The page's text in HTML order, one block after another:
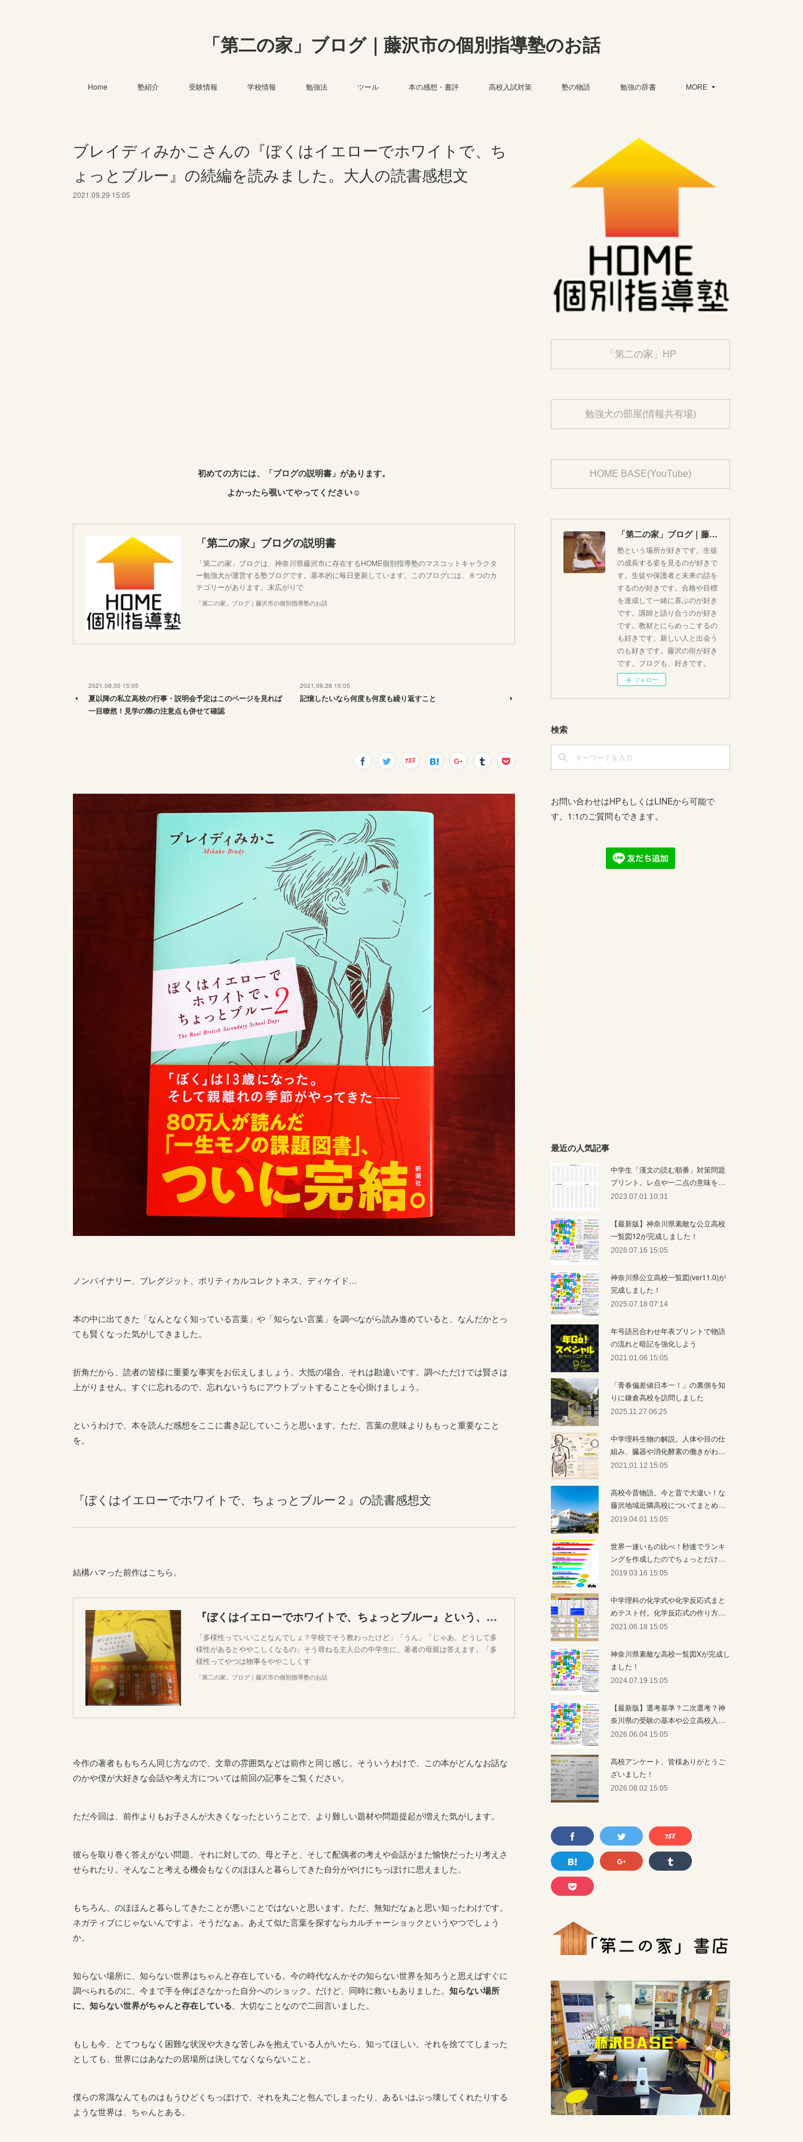
「第二の家」ブログ｜藤沢市の個別指導塾のお話
Home 塾紹介 受験情報 学校情報 勉強法 ツール 本の感想・書評 高校入試対策 塾の物語 勉強の辞書 MORE
ブレイディみかこさんの『ぼくはイエローでホワイトで、ち
ょっとブルー』の続編を読みました。大人の読書感想文
2021.09.29 15:05
初めての方には、「ブログの説明書」があります。
よかったら覗いてやってください☺︎
「第二の家」ブログの説明書
「第二の家」ブログは、神奈川県藤沢市に存在するHOME個別指導塾のマスコットキャラクタ
ー勉強犬が運営する塾ブログです。基本的に毎日更新しています。このブログには、８つのカ
テゴリーがあります。末広がりで
「第二の家」ブログ｜藤沢市の個別指導塾のお話
2021.09.30 15:05
夏以降の私立高校の行事・説明会予定はこのページを見れば
一目瞭然！見学の際の注意点も併せて確認
2021.09.28 15:05
記憶したいなら何度も何度も繰り返すこと
ノンバイナリー、ブレグジット、ポリティカルコレクトネス、ディケイド…
本の中に出てきた「なんとなく知っている言葉」や「知らない言葉」を調べながら読み進めていると、なんだかとっ
ても賢くなった気がしてきました。
折角だから、読者の皆様に重要な事実をお伝えしましょう。大抵の場合、それは勘違いです。調べただけでは賢さは
上がりません。すぐに忘れるので、忘れないうちにアウトプットすることを心掛けましょう。
というわけで、本を読んだ感想をここに書き記していこうと思います。ただ、言葉の意味よりももっと重要なこと
を。
『ぼくはイエローでホワイトで、ちょっとブルー２』の読書感想文
結構ハマった前作はこちら。
『ぼくはイエローでホワイトで、ちょっとブルー』という、今まで見たことのない成長物語の読書感想文
「多様性っていいことなんでしょ？学校でそう教わったけど」「うん」「じゃあ、どうして多
様性があるとややこしくなるの」そう尋ねる主人公の中学生に、著者の母親は答えます。「多
様性ってやつは物事をややこしくす
「第二の家」ブログ｜藤沢市の個別指導塾のお話
今作の著者ももちろん同じ方なので、文章の雰囲気などは前作と同じ感じ。そういうわけで、この本がどんなお話な
のかや僕が大好きな会話や考え方については前回の記事をご覧ください。
ただ今回は、前作よりもお子さんが大きくなったということで、より難しい題材や問題提起が増えた気がします。
彼らを取り巻く答えがない問題。それに対しての、母と子と、そして配偶者の考えや会話がまた愉快だったり考えさ
せられたり。そんなこと考える機会もなくのほほんと暮らしてきた自分がやけにちっぽけに思えました。
もちろん、のほほんと暮らしてきたことが悪いことではないと思います。ただ、無知だなぁと思い知ったわけです。
ネガティブにじゃないんですよ。そうだなぁ。あえて似た言葉を探すならカルチャーショックというやつでしょう
か。
知らない場所に、知らない世界はちゃんと存在している。今の時代なんかその知らない世界を知ろうと思えばすぐに
調べられるのに、今まで手を伸ばさなかった自分へのショック。だけど、同時に救いもありました。 知らない場所
に、知らない世界がちゃんと存在している。大切なことなので二回言いました。
もしも今、とてつもなく困難な状況や大きな苦しみを抱えている人がいたら、知ってほしい。それを捨ててしまった
としても、世界にはあなたの居場所は決してなくならないこと。
僕らの常識なんてものはもうひどくちっぽけで、それを丸ごと包んでしまったり、あるいはぶっ壊してくれたりする
ような世界は、ちゃんとある。
「第二の家」HP
勉強犬の部屋(情報共有場)
HOME BASE(YouTube)
「第二の家」ブログ｜藤沢市の個別指導塾のお話
塾という場所が好きです。生徒
の成長する姿を見るのが好きで
す。生徒や保護者と未来の話を
するのが好きです。合格や目標
を達成して一緒に喜ぶのが好き
です。講師と語り合うのが好き
です。教材とにらめっこするの
も好きです。新しい人と出会う
のも好きです。藤沢の街が好き
です。ブログも、好きです。
フォロー
検索
お問い合わせはHPもしくはLINEから可能で
す。1:1のご質問もできます。
最近の人気記事
中学生「漢文の読む順番」対策問題
プリント。レ点や一二点の意味を…
2023.07.01 10:31
【最新版】神奈川県素敵な公立高校
一覧図12が完成しました！
2026.07.16 15:05
神奈川県公立高校一覧図(ver11.0)が
完成しました！
2025.07.18 07:14
年号語呂合わせ年表プリントで物語
の流れと暗記を強化しよう
2021.01.06 15:05
「青春偏差値日本一！」の裏側を知
りに鎌倉高校を訪問しました
2025.11.27 06:25
中学理科生物の解説。人体や目の仕
組み、臓器や消化酵素の働きがわ…
2021.01.12 15:05
高校今昔物語。今と昔で大違い！な
藤沢地域近隣高校についてまとめ…
2019.04.01 15:05
世界一速いもの比べ！秒速でランキ
ングを作成したのでちょっとだけ…
2019.03.16 15:05
中学理科の化学式や化学反応式まと
めテスト付。化学反応式の作り方…
2021.06.18 15:05
神奈川県素敵な高校一覧図Xが完成し
ました！
2024.07.19 15:05
【最新版】選考基準？二次選考？神
奈川県の受験の基本や公立高校入…
2026.06.04 15:05
高校アンケート、皆様ありがとうご
ざいました！
2026.08.02 15:05